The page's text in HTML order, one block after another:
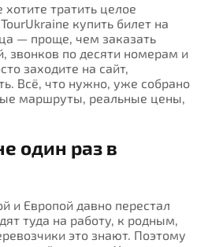
тратить целое
купить билет на
— проще, чем заказать
звонков по десяти номерам и
заходите на сайт,
Всё, что нужно, уже собрано
маршруты, реальные цены,
один раз в
и Европой давно перестал
туда на работу, к родным,
это знают. Поэтому